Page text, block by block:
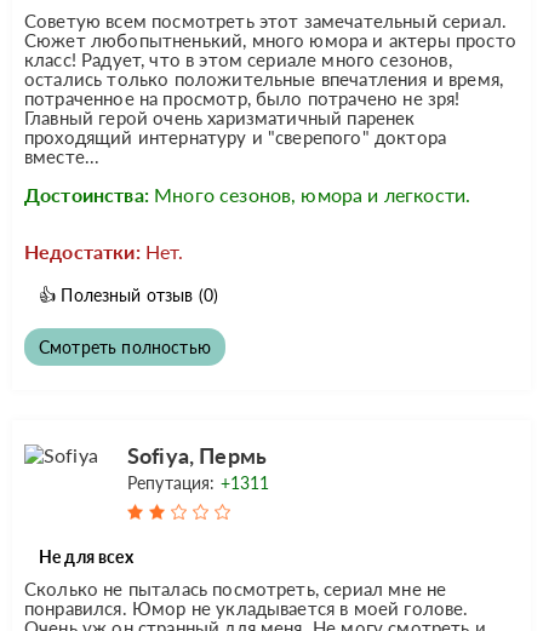
Советую всем посмотреть этот замечательный сериал.
Сюжет любопытненький, много юмора и актеры просто
класс! Радует, что в этом сериале много сезонов,
остались только положительные впечатления и время,
потраченное на просмотр, было потрачено не зря!
Главный герой очень харизматичный паренек
проходящий интернатуру и "сверепого" доктора
вместе...
Достоинства: Много сезонов, юмора и легкости.
Недостатки: Нет.
👍 Полезный отзыв (0)
Смотреть полностью
Sofiya, Пермь
Репутация: +1311
Не для всех
Сколько не пыталась посмотреть, сериал мне не
понравился. Юмор не укладывается в моей голове.